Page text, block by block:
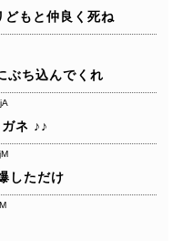
どもと仲良く死ね
ぶち込んでくれ
ネ ♪♪
しただけ